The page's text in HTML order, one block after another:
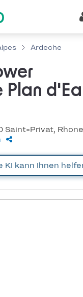
Ardeche
Plan
Saint-Privat,